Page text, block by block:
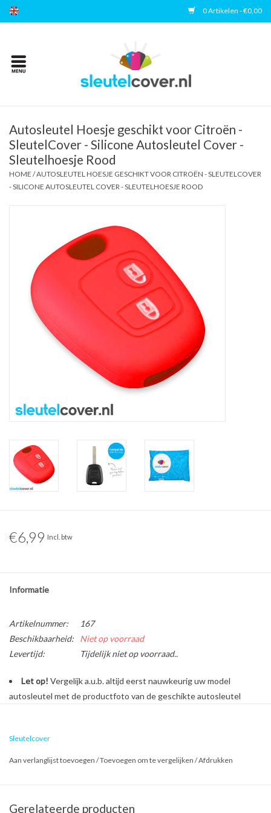
0 Artikelen - €0,00
Home
Accessoires
Veelgestelde vragen
Autosleutel Hoesje geschikt voor Citroën -
SleutelCover - Silicone Autosleutel Cover -
Sleutelhoesje Rood
HOME /AUTOSLEUTEL HOESJE GESCHIKT VOOR CITROËN - SLEUTELCOVER
- SILICONE AUTOSLEUTEL COVER - SLEUTELHOESJE ROOD
€6,99 Incl. btw
Informatie
Artikelnummer:
167
Beschikbaarheid:
Niet op voorraad
Levertijd:
Tijdelijk niet op voorraad..
Let op! Vergelijk a.u.b. altijd eerst nauwkeurig uw model
autosleutel met de productfoto van de geschikte autosleutel
Sleutelcover
Aan verlanglijst toevoegen /Toevoegen om te vergelijken /Afdrukken
Gerelateerde producten